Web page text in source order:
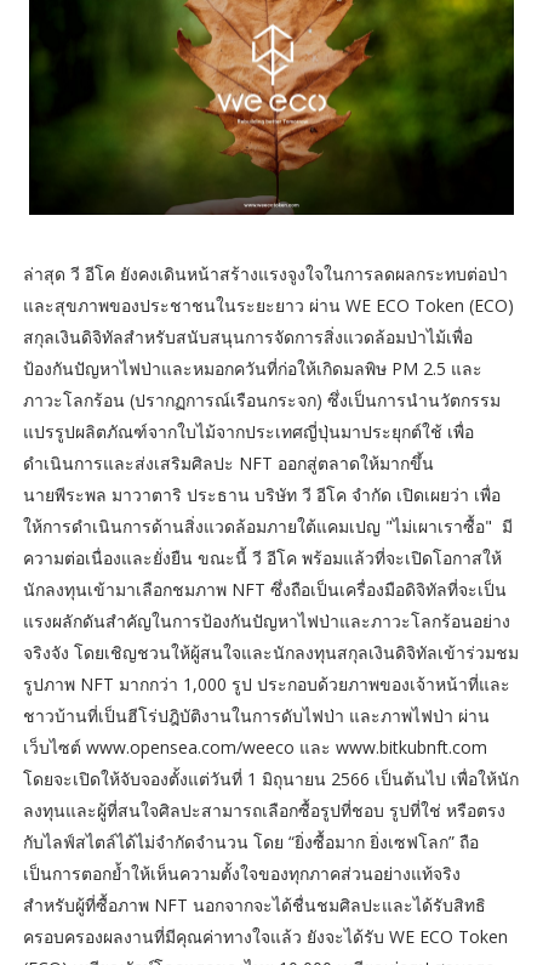
ล่าสุด วี อีโค ยังคงเดินหน้าสร้างแรงจูงใจในการลดผลกระทบต่อป่า
และสุขภาพของประชาชนในระยะยาว ผ่าน WE ECO Token (ECO)
สกุลเงินดิจิทัลสำหรับสนับสนุนการจัดการสิ่งแวดล้อมป่าไม้เพื่อ
ป้องกันปัญหาไฟป่าและหมอกควันที่ก่อให้เกิดมลพิษ PM 2.5 และ
ภาวะโลกร้อน (ปรากฏการณ์เรือนกระจก) ซึ่งเป็นการนำนวัตกรรม
แปรรูปผลิตภัณฑ์จากใบไม้จากประเทศญี่ปุ่นมาประยุกต์ใช้ เพื่อ
ดำเนินการและส่งเสริมศิลปะ NFT ออกสู่ตลาดให้มากขึ้น
นายพีระพล มาวาตาริ ประธาน บริษัท วี อีโค จำกัด เปิดเผยว่า เพื่อ
ให้การดำเนินการด้านสิ่งแวดล้อมภายใต้แคมเปญ "ไม่เผาเราซื้อ" มี
ความต่อเนื่องและยั่งยืน ขณะนี้ วี อีโค พร้อมแล้วที่จะเปิดโอกาสให้
นักลงทุนเข้ามาเลือกชมภาพ NFT ซึ่งถือเป็นเครื่องมือดิจิทัลที่จะเป็น
แรงผลักดันสำคัญในการป้องกันปัญหาไฟป่าและภาวะโลกร้อนอย่าง
จริงจัง โดยเชิญชวนให้ผู้สนใจและนักลงทุนสกุลเงินดิจิทัลเข้าร่วมชม
รูปภาพ NFT มากกว่า 1,000 รูป ประกอบด้วยภาพของเจ้าหน้าที่และ
ชาวบ้านที่เป็นฮีโร่ปฎิบัติงานในการดับไฟป่า และภาพไฟป่า ผ่าน
เว็บไซต์ www.opensea.com/weeco และ www.bitkubnft.com
โดยจะเปิดให้จับจองตั้งแต่วันที่ 1 มิถุนายน 2566 เป็นต้นไป เพื่อให้นัก
ลงทุนและผู้ที่สนใจศิลปะสามารถเลือกซื้อรูปที่ชอบ รูปที่ใช่ หรือตรง
กับไลฟ์สไตล์ได้ไม่จำกัดจำนวน โดย “ยิ่งซื้อมาก ยิ่งเซฟโลก” ถือ
เป็นการตอกย้ำให้เห็นความตั้งใจของทุกภาคส่วนอย่างแท้จริง
สำหรับผู้ที่ซื้อภาพ NFT นอกจากจะได้ชื่นชมศิลปะและได้รับสิทธิ
ครอบครองผลงานที่มีคุณค่าทางใจแล้ว ยังจะได้รับ WE ECO Token